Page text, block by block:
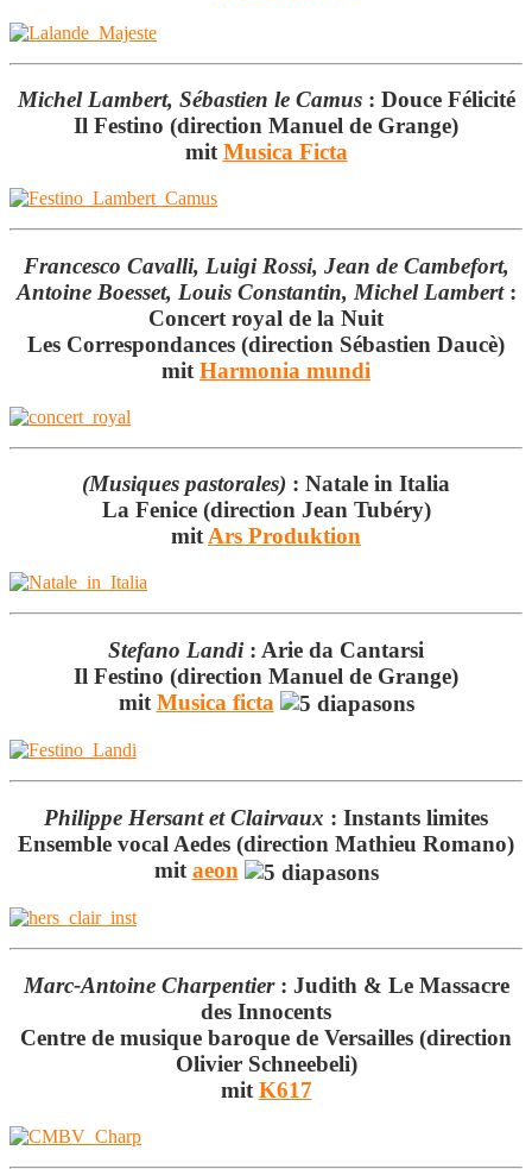
Michel Lambert, Sébastien le Camus: Douce Félicité
Il Festino (direction Manuel de Grange)
mitMusica Ficta
Francesco Cavalli, Luigi Rossi, Jean de Cambefort,
Antoine Boesset, Louis Constantin, Michel Lambert:
Concert royal de la Nuit
Les Correspondances (direction Sébastien Daucè)
mit Harmonia mundi
(Musiques pastorales) : Natale in Italia
La Fenice (direction Jean Tubéry)
mitArs Produktion
Stefano Landi: Arie da Cantarsi
Il Festino (direction Manuel de Grange)
mit Musica ficta
Philippe Hersant et Clairvaux : Instants limites
Ensemble vocal Aedes (direction Mathieu Romano)
mit aeon
Marc-Antoine Charpentier: Judith & Le Massacre
des Innocents
Centre de musique baroque de Versailles (direction
Olivier Schneebeli)
mit K617